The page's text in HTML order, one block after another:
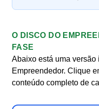
O DISCO DO
FASE
Abaixo está uma
Empreendedor. Clique
conteúdo completo de